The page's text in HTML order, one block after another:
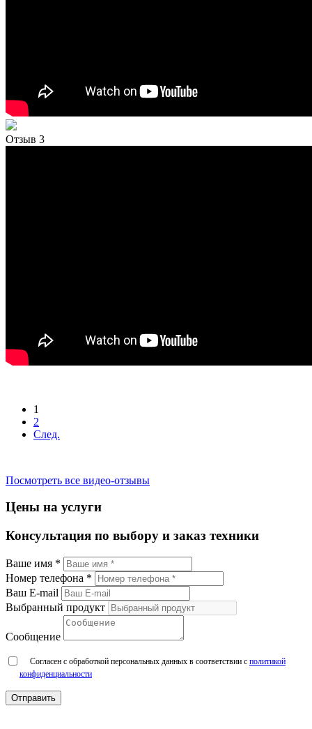
Отзыв 3
1
2
След.
Посмотреть все видео-отзывы
Цены на услуги
Консультация по выбору и заказ техники
Ваше имя *
Номер телефона *
Ваш E-mail
Выбранный продукт
Сообщение
Согласен с обработкой персональных данных в соответствии с политикой
конфиденциальности